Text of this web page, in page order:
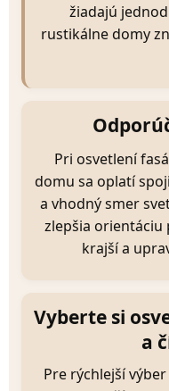
žiadajú
rustikálne domy
Pri osvetlení
domu sa oplatí
a vhodný smer
zlepšia orientáciu
krajší a
Vyberte si
a
Pre rýchlejší